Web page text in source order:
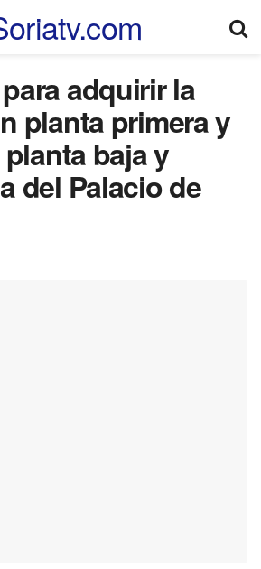
adquirir la
planta primera y
baja y
del Palacio de